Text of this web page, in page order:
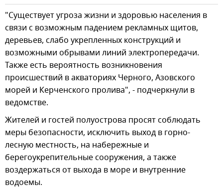
"Существует угроза жизни и здоровью населения в
связи с возможным падением рекламных щитов,
деревьев, слабо укрепленных конструкций и
возможными обрывами линий электропередачи.
Также есть вероятность возникновения
происшествий в акваториях Черного, Азовского
морей и Керченского пролива", - подчеркнули в
ведомстве.
Жителей и гостей полуострова просят соблюдать
меры безопасности, исключить выход в горно-
лесную местность, на набережные и
берегоукрепительные сооружения, а также
воздержаться от выхода в море и внутренние
водоемы.